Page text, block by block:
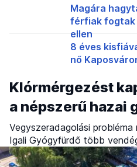
Magára
férfiak fogtak
ellen
8 éves
nő
Klórmérgezést
a népszerű hazai
Vegyszeradagolási
Igali Gyógyfürdő több